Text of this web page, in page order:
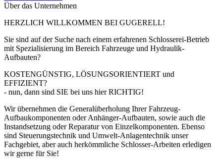
Über das Unternehmen
HERZLICH WILLKOMMEN BEI GUGERELL!
Sie sind auf der Suche nach einem erfahrenen Schlosserei-Betrieb
mit Spezialisierung im Bereich Fahrzeuge und Hydraulik-
Aufbauten?
KOSTENGÜNSTIG, LÖSUNGSORIENTIERT und
EFFIZIENT?
- nun, dann sind SIE bei uns hier RICHTIG!
Wir übernehmen die Generalüberholung Ihrer Fahrzeug-
Aufbaukomponenten oder Anhänger-Aufbauten, sowie auch die
Instandsetzung oder Reparatur von Einzelkomponenten. Ebenso
sind Steuerungstechnik und Umwelt-Anlagentechnik unser
Fachgebiet, aber auch herkömmliche Schlosser-Arbeiten erledigen
wir gerne für Sie!